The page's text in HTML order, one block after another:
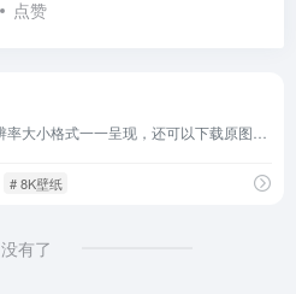
点赞
# 8K壁纸
没有了